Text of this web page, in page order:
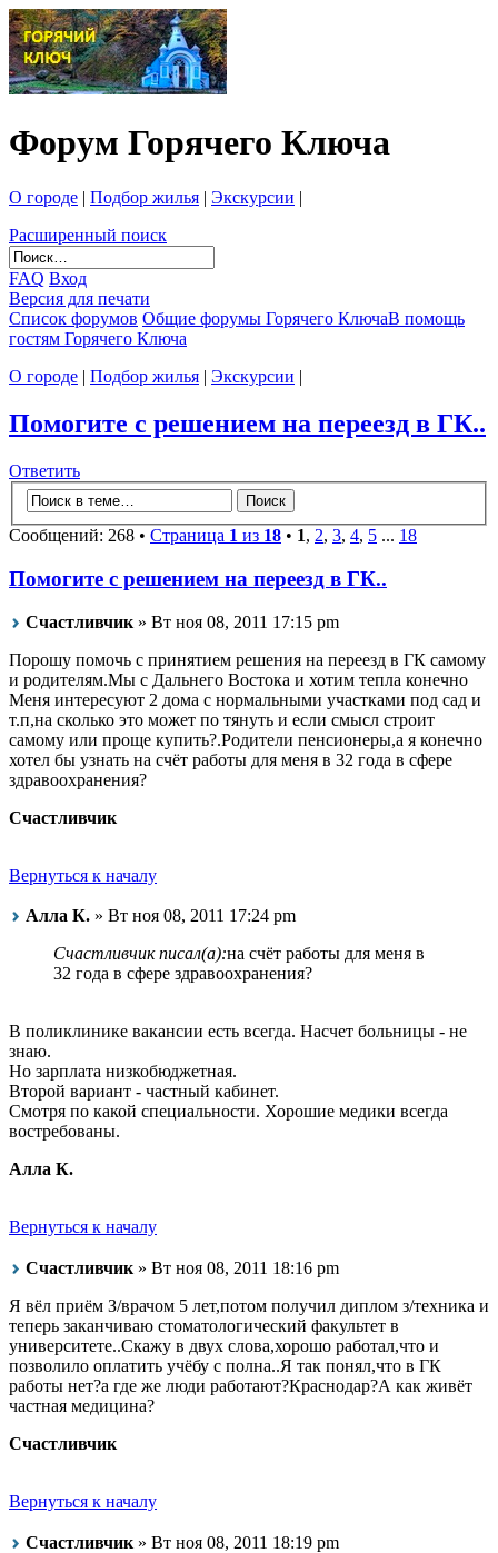
Форум Горячего Ключа
О городе | Подбор жилья | Экскурсии |
Расширенный поиск
FAQ Вход
Версия для печати
Список форумов Общие форумы Горячего КлючаВ помощь
гостям Горячего Ключа
О городе | Подбор жилья | Экскурсии |
Помогите с решением на переезд в ГК..
Ответить
Сообщений: 268 • Страница 1 из 18 • 1, 2, 3, 4, 5 ... 18
Помогите с решением на переезд в ГК..
Счастливчик » Вт ноя 08, 2011 17:15 pm
Порошу помочь с принятием решения на переезд в ГК самому
и родителям.Мы с Дальнего Востока и хотим тепла конечно
Меня интересуют 2 дома с нормальными участками под сад и
т.п,на сколько это может по тянуть и если смысл строит
самому или проще купить?.Родители пенсионеры,а я конечно
хотел бы узнать на счёт работы для меня в 32 года в сфере
здравоохранения?
Счастливчик
Вернуться к началу
Алла К. » Вт ноя 08, 2011 17:24 pm
Счастливчик писал(а):на счёт работы для меня в
32 года в сфере здравоохранения?
В поликлинике вакансии есть всегда. Насчет больницы - не
знаю.
Но зарплата низкобюджетная.
Второй вариант - частный кабинет.
Смотря по какой специальности. Хорошие медики всегда
востребованы.
Алла К.
Вернуться к началу
Счастливчик » Вт ноя 08, 2011 18:16 pm
Я вёл приём З/врачом 5 лет,потом получил диплом з/техника и
теперь заканчиваю стоматологический факультет в
университете..Скажу в двух слова,хорошо работал,что и
позволило оплатить учёбу с полна..Я так понял,что в ГК
работы нет?а где же люди работают?Краснодар?А как живёт
частная медицина?
Счастливчик
Вернуться к началу
Счастливчик » Вт ноя 08, 2011 18:19 pm